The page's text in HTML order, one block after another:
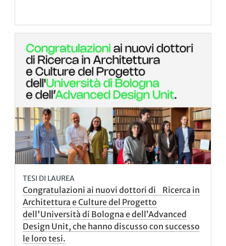
TESI DI LAUREA
Congratulazioni ai nuovi dottori di Ricerca in
Architettura e Culture del Progetto
dell'Università di Bologna e dell’Advanced
Design Unit, che hanno discusso con successo
le loro tesi.